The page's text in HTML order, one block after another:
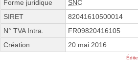
Forme juridique
SNC
SIRET
82041610500014
N° TVA Intra.
FR09820416105
Création
20 mai 2016